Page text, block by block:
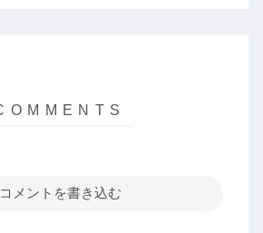
コメントを書き込む